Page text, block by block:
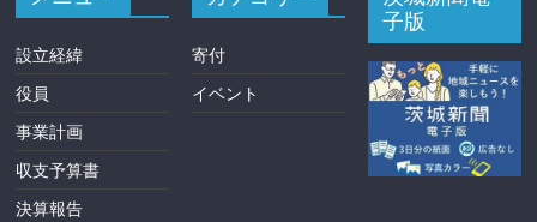
設立経緯
役員
事業計画
収支予算書
決算報告
寄付
イベント
子版